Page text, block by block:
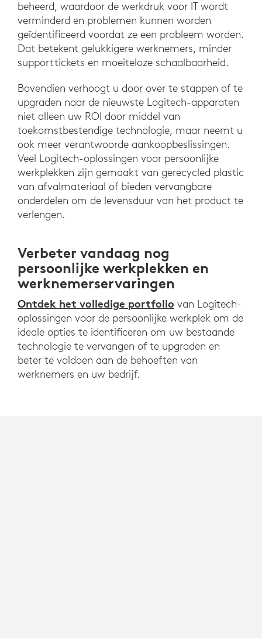
beheerd, waardoor de werkdruk voor IT wordt
verminderd en problemen kunnen worden
geïdentificeerd voordat ze een probleem worden.
Dat betekent gelukkigere werknemers, minder
supporttickets en moeiteloze schaalbaarheid.
Bovendien verhoogt u door over te stappen of te
upgraden naar de nieuwste Logitech-apparaten
niet alleen uw ROI door middel van
toekomstbestendige technologie, maar neemt u
ook meer verantwoorde aankoopbeslissingen.
Veel Logitech-oplossingen voor persoonlijke
werkplekken zijn gemaakt van gerecycled plastic
van afvalmateriaal of bieden vervangbare
onderdelen om de levensduur van het product te
verlengen.
Verbeter vandaag nog
persoonlijke werkplekken en
werknemerservaringen
Ontdek het volledige portfolio van Logitech-
oplossingen voor de persoonlijke werkplek om de
ideale opties te identificeren om uw bestaande
technologie te vervangen of te upgraden en
beter te voldoen aan de behoeften van
werknemers en uw bedrijf.